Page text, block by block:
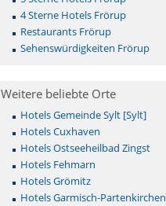
4 Sterne Hotels Frörup
Restaurants Frörup
Sehenswürdigkeiten Frörup
Weitere beliebte Orte
Hotels Gemeinde Sylt [Sylt]
Hotels Cuxhaven
Hotels Ostseeheilbad Zingst
Hotels Fehmarn
Hotels Grömitz
Hotels Garmisch-Partenkirchen